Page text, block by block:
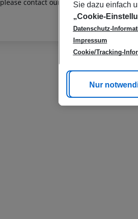
please contact our customer service
Sie dazu einfach
„Cookie-
Datenschutz-
Impressum
Cookie/Tracking-
Cookie
Nur